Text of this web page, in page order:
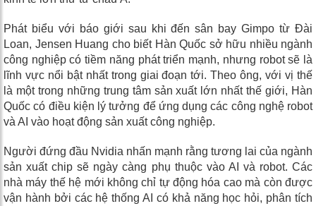
Phát biểu với báo giới sau khi đến sân bay Gimpo từ Đài
Loan, Jensen Huang cho biết Hàn Quốc sở hữu nhiều ngành
công nghiệp có tiềm năng phát triển mạnh, nhưng robot sẽ là
lĩnh vực nổi bật nhất trong giai đoạn tới. Theo ông, với vị thế
là một trong những trung tâm sản xuất lớn nhất thế giới, Hàn
Quốc có điều kiện lý tưởng để ứng dụng các công nghệ robot
và AI vào hoạt động sản xuất công nghiệp.
Người đứng đầu Nvidia nhấn mạnh rằng tương lai của ngành
sản xuất chip sẽ ngày càng phụ thuộc vào AI và robot. Các
nhà máy thế hệ mới không chỉ tự động hóa cao mà còn được
vận hành bởi các hệ thống AI có khả năng học hỏi, phân tích